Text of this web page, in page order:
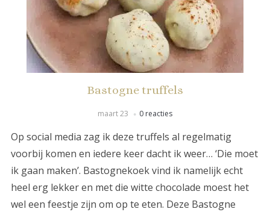
Bastogne truffels
maart 23 0 reacties
Op social media zag ik deze truffels al regelmatig
voorbij komen en iedere keer dacht ik weer… ‘Die moet
ik gaan maken’. Bastognekoek vind ik namelijk echt
heel erg lekker en met die witte chocolade moest het
wel een feestje zijn om op te eten. Deze Bastogne